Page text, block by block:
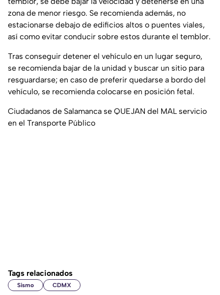
zona de menor riesgo. Se recomienda además, no
estacionarse debajo de edificios altos o puentes viales,
así como evitar conducir sobre estos durante el temblor.
Tras conseguir detener el vehículo en un lugar seguro,
se recomienda bajar de la unidad y buscar un sitio para
resguardarse; en caso de preferir quedarse a bordo del
vehículo, se recomienda colocarse en posición fetal.
Ciudadanos de Salamanca se QUEJAN del MAL servicio
en el Transporte Público
Tags relacionados
Sismo CDMX